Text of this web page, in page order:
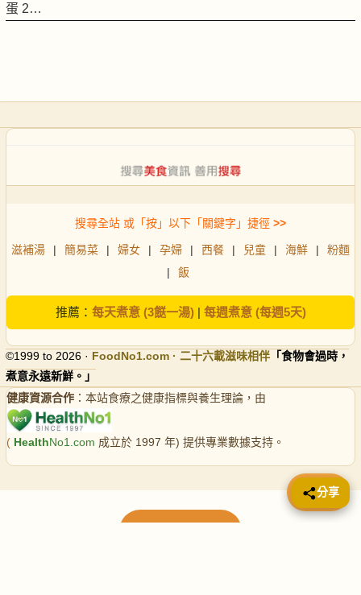
蛋 2…
搜尋全站 或「按」以下「關鍵字」捷徑 >>
滋補湯 | 簡易菜 | 婦女 | 孕婦 | 西餐 | 兒童 | 海鮮 |
粉麵
|
飯
推薦： 每天煮意 (3餸一湯)| 每週煮意 (每週5天)
©1999 to 2026 · FoodNo1.com · 二十六載滋味相伴 「食物會過時，
煮意永遠新鮮。」
健康資源合作 ：本站食療之健康指標與養生理論，由
( HealthNo1.com 成立於 1997 年) 提供專業數據支持。
📤 分享
分享